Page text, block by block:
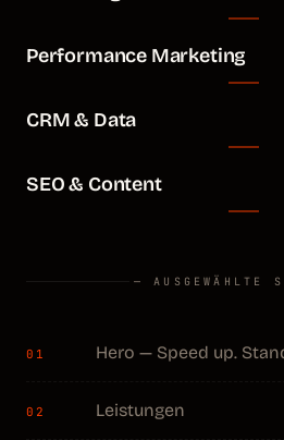
Performance Marketing
CRM & Data
SEO & Content
— AUSGEWÄHLTE
01 Hero — Speed up.
02 Leistungen